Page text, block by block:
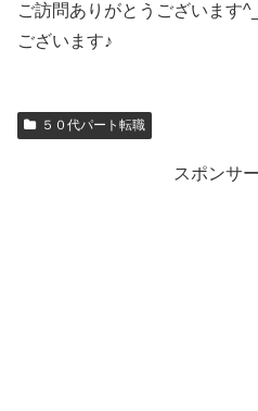
ご訪問ありがとうございます
ございます♪
５０代パート転職
スポンサ